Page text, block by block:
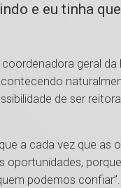
e eu tinha
geral da
de ser
a cada vez que as
oportunidades,
podemos confiar”.